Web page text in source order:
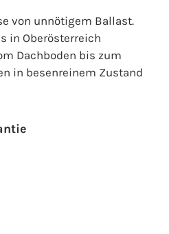
von unnötigem Ballast.
in Oberösterreich
Dachboden bis zum
in besenreinem Zustand